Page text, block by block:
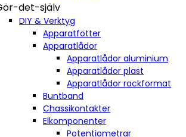
det-själv
DIY & Verktyg
Apparatfötter
Apparatlådor
Apparatlådor aluminium
Apparatlådor plast
Apparatlådor rackformat
Buntband
Chassikontakter
Elkomponenter
Potentiometrar